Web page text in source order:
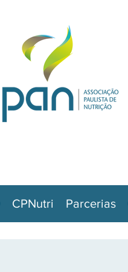
CPNutri Parcerias